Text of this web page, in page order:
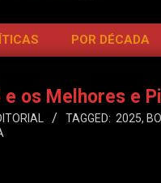
POR DÉCADA
e os Melhores e
TAGGED: 2025,